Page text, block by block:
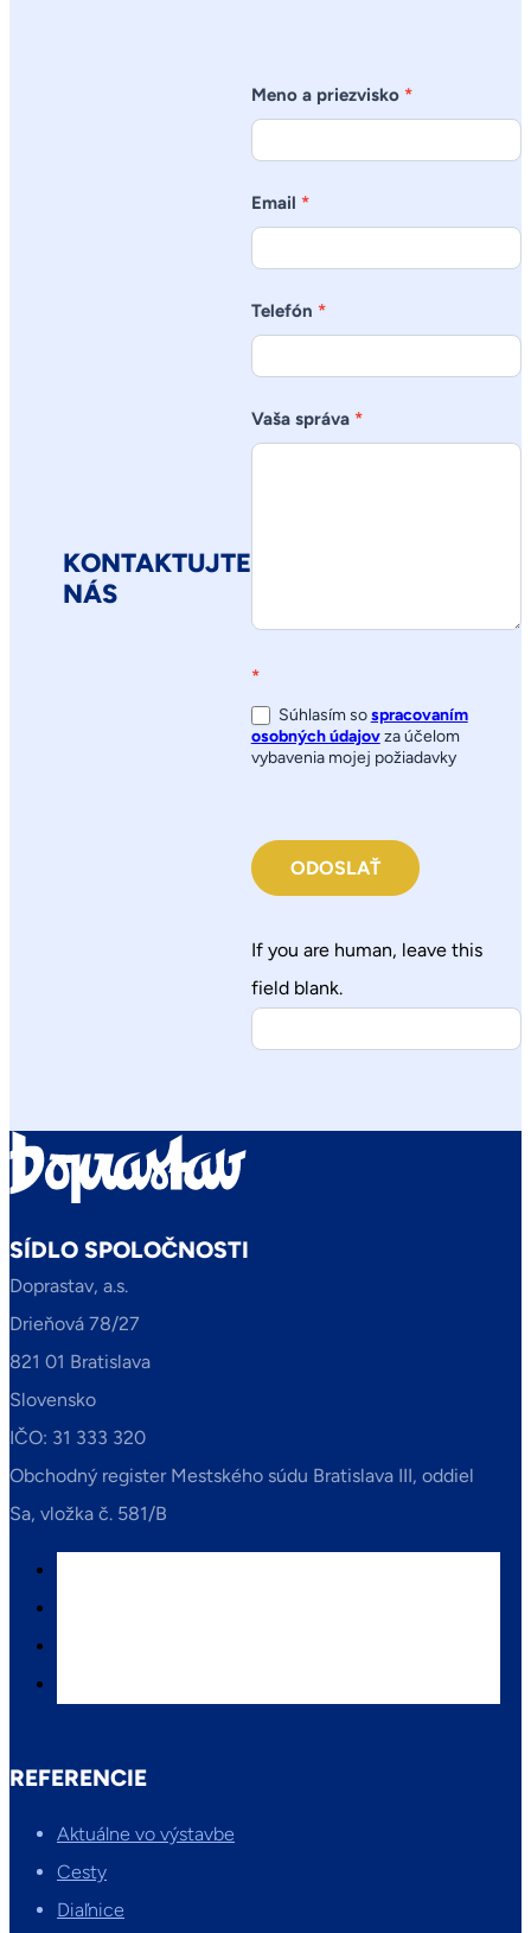
KONTAKTUJTE
NÁS
Kontakt
Meno a priezvisko *
Email *
Telefón *
Vaša správa *
*
Súhlasím sospracovaním
osobných údajovza účelom
vybavenia mojej požiadavky
ODOSLAŤ
If you are human, leave this
field blank.
SÍDLO SPOLOČNOSTI
Doprastav, a.s.
Drieňová 78/27
821 01 Bratislava
Slovensko
IČO: 31 333 320
Obchodný register Mestského súdu Bratislava III, oddiel
Sa, vložka č. 581/B
REFERENCIE
Aktuálne vo výstavbe
Cesty
Diaľnice